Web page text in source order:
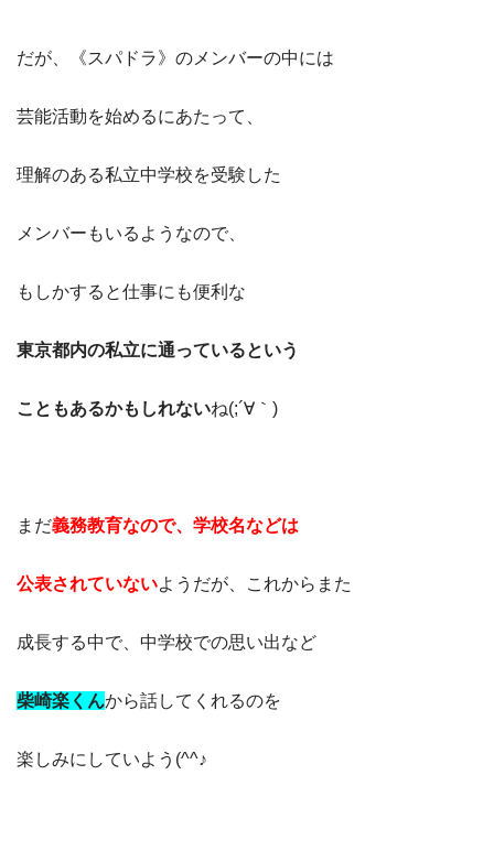
だが、《スパドラ》のメンバーの中には
芸能活動を始めるにあたって、
理解のある私立中学校を受験した
メンバーもいるようなので、
もしかすると仕事にも便利な
東京都内の私立に通っているという
こともあるかもしれないね(;´∀｀)
まだ義務教育なので、学校名などは
公表されていないようだが、これからまた
成長する中で、中学校での思い出など
柴崎楽くんから話してくれるのを
楽しみにしていよう(^^♪